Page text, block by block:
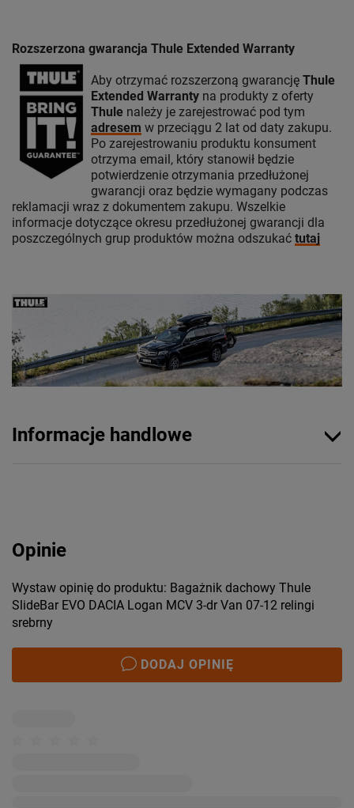
Rozszerzona gwarancja Thule Extended Warranty
Aby otrzymać rozszerzoną gwarancję Thule
Extended Warranty na produkty z oferty
Thule należy je zarejestrować pod tym
adresem w przeciągu 2 lat od daty zakupu.
Po zarejestrowaniu produktu konsument
otrzyma email, który stanowił będzie
potwierdzenie otrzymania przedłużonej
gwarancji oraz będzie wymagany podczas
reklamacji wraz z dokumentem zakupu. Wszelkie
informacje dotyczące okresu przedłużonej gwarancji dla
poszczególnych grup produktów można odszukać tutaj
Informacje handlowe
Opinie
Wystaw opinię do produktu: Bagażnik dachowy Thule
SlideBar EVO DACIA Logan MCV 3-dr Van 07-12 relingi
srebrny
DODAJ OPINIĘ